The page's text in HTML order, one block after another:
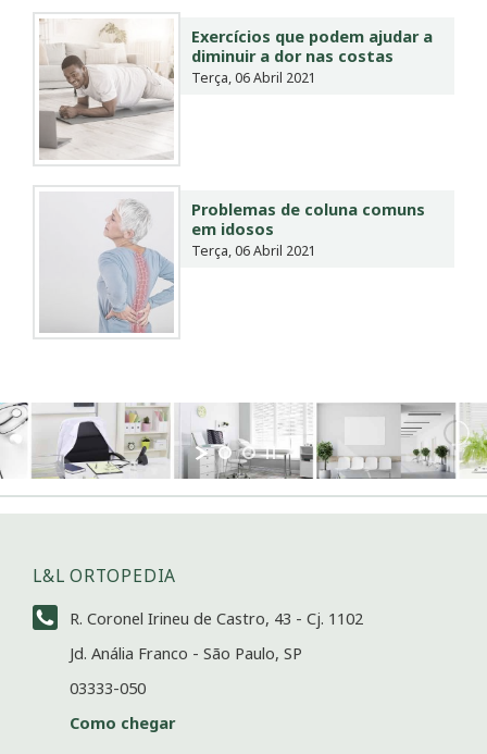
Exercícios que podem ajudar a
diminuir a dor nas costas
Terça, 06 Abril 2021
Problemas de coluna comuns
em idosos
Terça, 06 Abril 2021
L&L ORTOPEDIA
R. Coronel Irineu de Castro, 43 - Cj. 1102
Jd. Anália Franco - São Paulo, SP
03333-050
Como chegar